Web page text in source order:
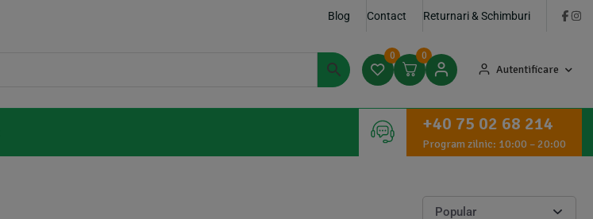
Blog Contact Returnari & Schimburi
0 0
Autentificare
+40 75 02 68 214
Program zilnic: 10:00 – 20:00